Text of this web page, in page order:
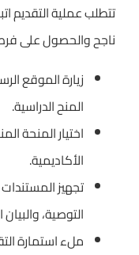
تتطلب عملية التقديم
ناجح والحصول على
زيارة الموقع
المنح الدراسية.
اختيار المنحة
الأكاديمية.
تجهيز
التوصية،
ملء استمارة